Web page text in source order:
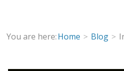
You are here:Home Blog